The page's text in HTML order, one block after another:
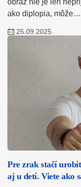
obraz nie je len
ako diplopia, môže…
25.09.2025
Pre zrak stačí
aj u detí. Viete ako